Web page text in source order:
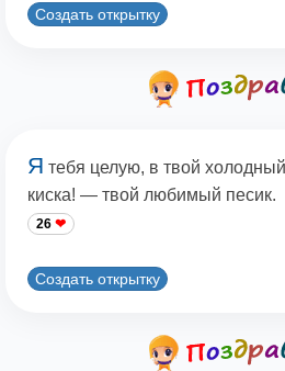
Создать открытку
Я тебя целую, в твой
киска! — твой любимый песик.
26
Создать открытку